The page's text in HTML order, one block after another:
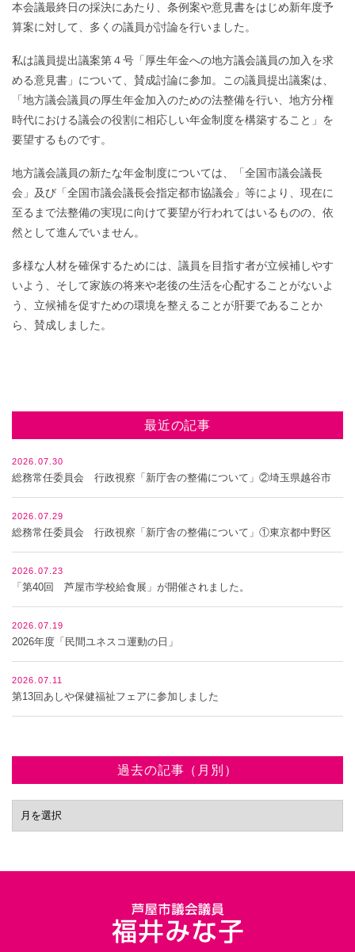
本会議最終日の採決にあたり、条例案や意見書をはじめ新年度予
算案に対して、多くの議員が討論を行いました。
私は議員提出議案第４号「厚生年金への地方議会議員の加入を求
める意見書」について、賛成討論に参加。この議員提出議案は、
「地方議会議員の厚生年金加入のための法整備を行い、地方分権
時代における議会の役割に相応しい年金制度を構築すること」を
要望するものです。
地方議会議員の新たな年金制度については、「全国市議会議長
会」及び「全国市議会議長会指定都市協議会」等により、現在に
至るまで法整備の実現に向けて要望が行われてはいるものの、依
然として進んでいません。
多様な人材を確保するためには、議員を目指す者が立候補しやす
いよう、そして家族の将来や老後の生活を心配することがないよ
う、立候補を促すための環境を整えることが肝要であることか
ら、賛成しました。
最近の記事
2026.07.30
総務常任委員会 行政視察「新庁舎の整備について」②埼玉県越谷市
2026.07.29
総務常任委員会 行政視察「新庁舎の整備について」①東京都中野区
2026.07.23
「第40回 芦屋市学校給食展」が開催されました。
2026.07.19
2026年度「民間ユネスコ運動の日」
2026.07.11
第13回あしや保健福祉フェアに参加しました
過去の記事（月別）